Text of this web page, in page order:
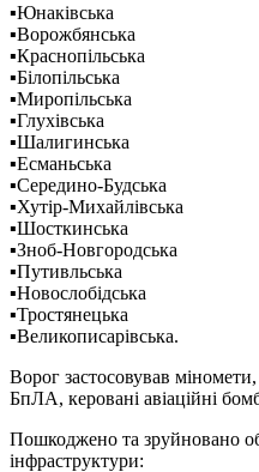
▪️Юнаківська
▪️Ворожбянська
▪️Краснопільська
▪️Білопільська
▪️Миропільська
▪️Глухівська
▪️Шалигинська
▪️Есманьська
▪️Середино-Будська
▪️Хутір-Михайлівська
▪️Шосткинська
▪️Зноб-Новгородська
▪️Путивльська
▪️Новослобідська
▪️Тростянецька
▪️Великописарівська.
Ворог застосовував
БпЛА, керовані авіаційні
Пошкоджено та зруйновано
інфраструктури: